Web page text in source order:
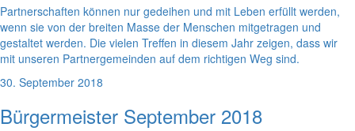
Partnerschaften können nur gedeihen und mit Leben erfüllt werden,
wenn sie von der breiten Masse der Menschen mitgetragen und
gestaltet werden. Die vielen Treffen in diesem Jahr zeigen, dass wir
mit unseren Partnergemeinden auf dem richtigen Weg sind.
30. September 2018
Bürgermeister September 2018